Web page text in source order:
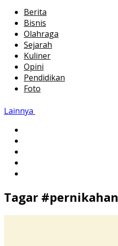
Berita
Bisnis
Olahraga
Sejarah
Kuliner
Opini
Pendidikan
Foto
Lainnya
Tagar #pernikahan